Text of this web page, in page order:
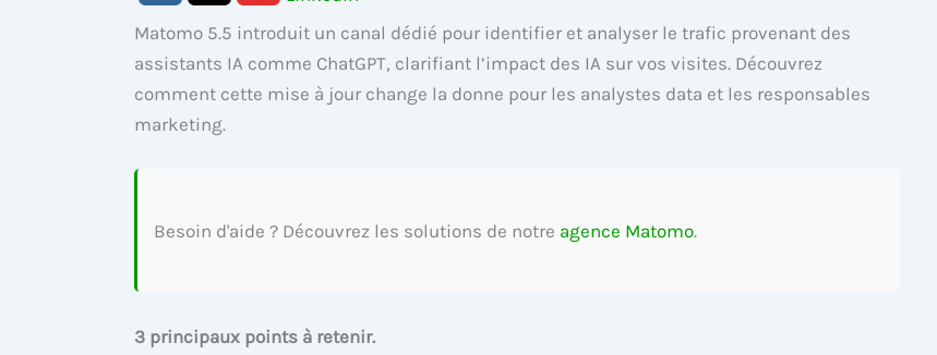
Matomo 5.5 introduit un canal dédié pour identifier et analyser le trafic provenant des
assistants IA comme ChatGPT, clarifiant l’impact des IA sur vos visites. Découvrez
comment cette mise à jour change la donne pour les analystes data et les responsables
marketing.
Besoin d'aide ? Découvrez les solutions de notre agence Matomo.
3 principaux points à retenir.